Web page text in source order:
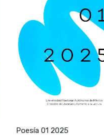
Poesía 01 2025